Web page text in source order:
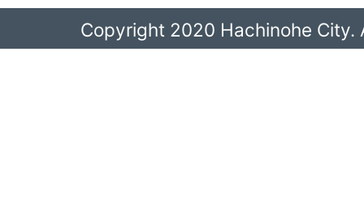
Copyright 2020 Hachinohe City.